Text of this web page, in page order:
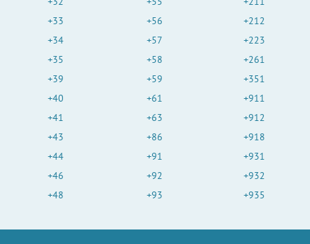
+33
+34
+35
+39
+40
+41
+43
+44
+46
+48
+56
+57
+58
+59
+61
+63
+86
+91
+92
+93
+212
+223
+261
+351
+911
+912
+918
+931
+932
+935